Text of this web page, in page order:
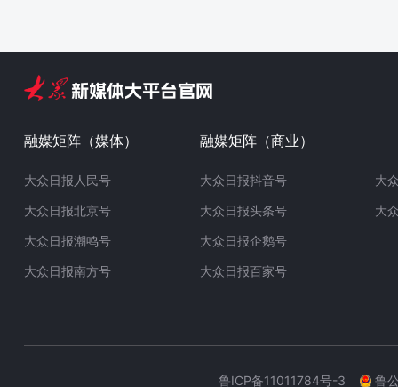
融媒矩阵（媒体）
大众日报人民号
大众日报北京号
大众日报潮鸣号
大众日报南方号
融媒矩阵（商业）
大众日报抖音号
大众日报头条号
大众日报企鹅号
大众日报百家号
大
大
鲁ICP备11011784号-3 鲁